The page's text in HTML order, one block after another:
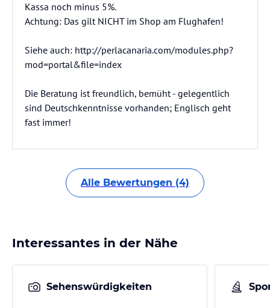
Kassa noch minus 5%.
Achtung: Das gilt NICHT im Shop am Flughafen!
Siehe auch: http://perlacanaria.com/modules.php?
mod=portal&file=index
Die Beratung ist freundlich, bemüht - gelegentlich
sind Deutschkenntnisse vorhanden; Englisch geht
fast immer!
Alle Bewertungen (4)
Interessantes in der Nähe
Sehenswürdigkeiten